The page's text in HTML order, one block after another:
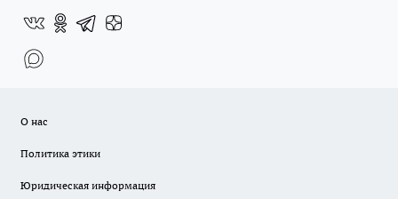
О нас
Политика этики
Юридическая информация